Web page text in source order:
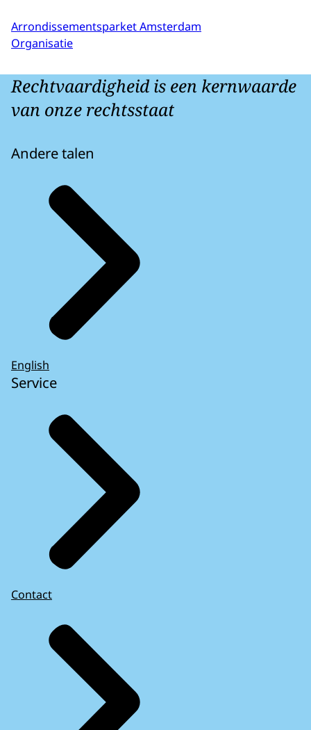
Arrondissementsparket Amsterdam
Organisatie
Rechtvaardigheid is een kernwaarde
van onze rechtsstaat
Andere talen
English
Service
Contact